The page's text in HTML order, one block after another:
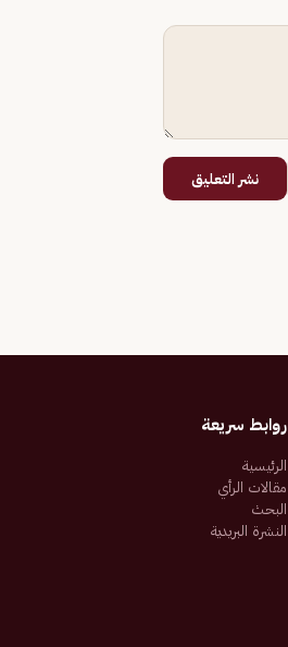
نشر التعليق
روابط سريعة
الرئيسية
مقالات الرأي
البحث
النشرة البريدية